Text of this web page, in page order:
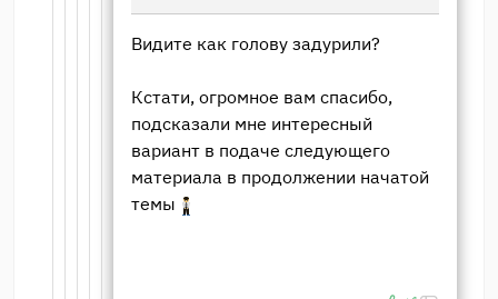
Видите как голову задурили?
Кстати, огромное вам спасибо,
подсказали мне интересный
вариант в подаче следующего
материала в продолжении начатой
темы